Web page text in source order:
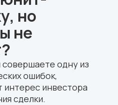
но
не
одну из
ошибок,
инвестора
сделки.